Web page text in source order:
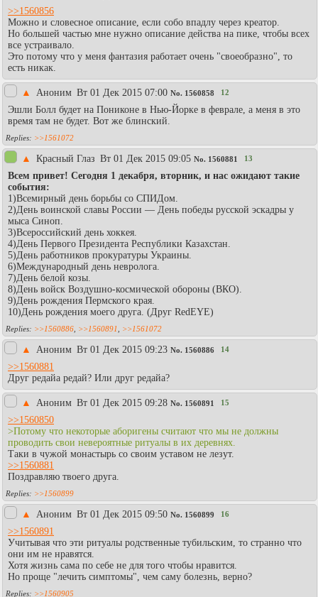
>>1560856
Можно и словесное описание, если собо впадлу через креатор.
Но большей частью мне нужно описание действа на пике, чтобы всех
все устраивало.
Это потому что у меня фантазия работает очень "своеобразно", то
есть никак.
▲ Аноним Вт 01 Дек 2015 07:00 No. 1560858 12
Эшли Болл будет на Пониконе в Нью-Йорке в феврале, а меня в это
время там не будет. Вот же блинский.
>>1561072
▲ Красный Глаз Вт 01 Дек 2015 09:05 No. 1560881 13
Всем привет! Сегодня 1 декабря, вторник, и нас ожидают такие
события:
1)Всемирный день борьбы со СПИДом.
2)День воинской славы России — День победы русской эскадры у
мыса Синоп.
3)Всероссийский день хоккея.
4)День Первого Президента Республики Казахстан.
5)День работников прокуратуры Украины.
6)Международный день невролога.
7)День белой козы.
8)День войск Воздушно-космической обороны (ВКО).
9)День рождения Пермского края.
10)День рождения моего друга. (Друг RedEYE)
>>1560886 >>1560891 >>1561072
▲ Аноним Вт 01 Дек 2015 09:23 No. 1560886 14
>>1560881
Друг редайа редай? Или друг редайа?
▲ Аноним Вт 01 Дек 2015 09:28 No. 1560891 15
>>1560850
>Потому что некоторые аборигены считают что мы не должны
проводить свои невероятные ритуалы в их деревнях.
Таки в чужой монастырь со своим уставом не лезут.
>>1560881
Поздравляю твоего друга.
>>1560899
▲ Аноним Вт 01 Дек 2015 09:50 No. 1560899 16
>>1560891
Учитывая что эти ритуалы родственные тубильским, то странно что
они им не нравятся.
Хотя жизнь сама по себе не для того чтобы нравится.
Но проще "лечить симптомы", чем саму болезнь, верно?
>>1560905